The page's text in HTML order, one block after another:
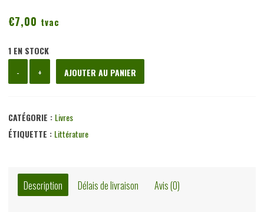
€7,00 tvac
1 EN STOCK
-
de
Fernand
Desonay,
1933
+ AJOUTER AU PANIER
CATÉGORIE : Livres
ÉTIQUETTE : Littérature
Description Délais de livraison Avis (0)